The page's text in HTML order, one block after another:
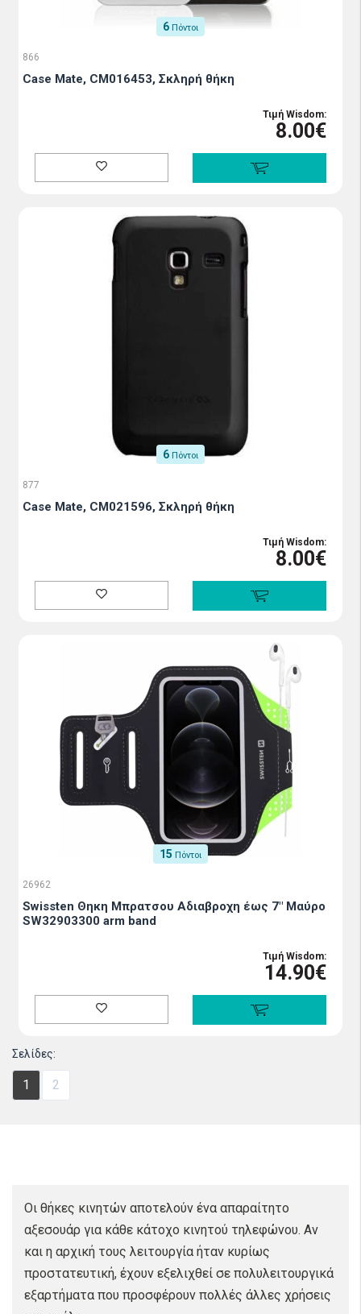
6 Πόντοι
866
Case Mate, CM016453, Σκληρή θήκη
Τιμή Wisdom:
8.00€
6 Πόντοι
877
Case Mate, CM021596, Σκληρή θήκη
Τιμή Wisdom:
8.00€
15 Πόντοι
26962
Swissten Θηκη Μπρατσου Αδιαβροχη έως 7" Μαύρο
SW32903300 arm band
Τιμή Wisdom:
14.90€
Σελίδες:
1 2
Οι θήκες κινητών αποτελούν ένα απαραίτητο
αξεσουάρ για κάθε κάτοχο κινητού τηλεφώνου. Αν
και η αρχική τους λειτουργία ήταν κυρίως
προστατευτική, έχουν εξελιχθεί σε πολυλειτουργικά
εξαρτήματα που προσφέρουν πολλές άλλες χρήσεις